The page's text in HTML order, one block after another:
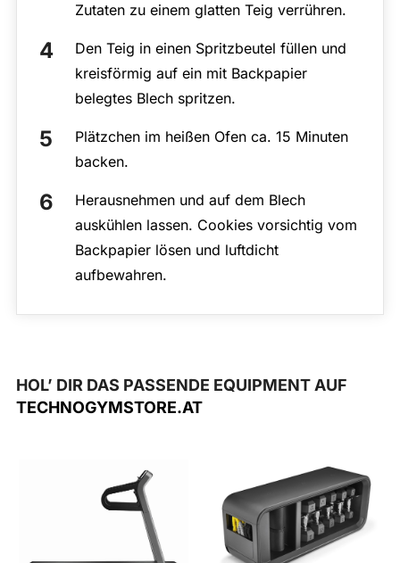
Zutaten zu einem glatten Teig verrühren.
Den Teig in einen Spritzbeutel füllen und
kreisförmig auf ein mit Backpapier
belegtes Blech spritzen.
Plätzchen im heißen Ofen ca. 15 Minuten
backen.
Herausnehmen und auf dem Blech
auskühlen lassen. Cookies vorsichtig vom
Backpapier lösen und luftdicht
aufbewahren.
HOL’ DIR DAS PASSENDE EQUIPMENT AUF
TECHNOGYMSTORE.AT